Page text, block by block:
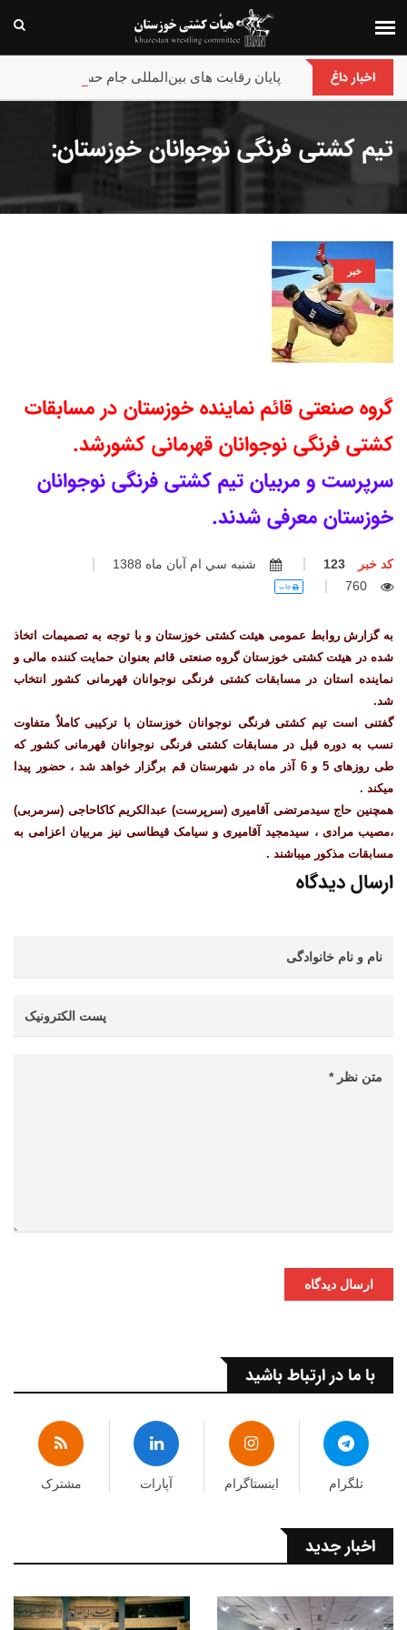
اخبار داغ پایان رقابت های بین‌المللی جام حسن گمیجی و
تیم کشتی فرنگی نوجوانان خوزستان:
خبر
گروه صنعتی قائم نماینده خوزستان در مسابقات
کشتی فرنگی نوجوانان قهرمانی کشورشد.
سرپرست و مربیان تیم کشتی فرنگی نوجوانان
خوزستان معرفی شدند.
کد خبر
شنبه سي ام آبان ماه 1388
760
چاپ
به گزارش روابط عمومی هیئت کشتی خوزستان و با توجه به تصمیمات اتخاذ
شده در هیئت کشتی خوزستان گروه صنعتی قائم بعنوان حمایت کننده مالی و
نماینده استان در مسابقات کشتی فرنگی نوجوانان قهرمانی کشور انتخاب
شد.
گفتنی است تیم کشتی فرنگی نوجوانان خوزستان با ترکیبی کاملاٌ متفاوت
نسب به دوره قبل در مسابقات کشتی فرنگی نوجوانان قهرمانی کشور که
طی روزهای 5 و 6 آذر ماه در شهرستان قم برگزار خواهد شد ، حضور پیدا
میکند .
همچنین حاج سیدمرتضی آقامیری (سرپرست) عبدالکریم کاکاحاجی (سرمربی)
،مصیب مرادی ، سیدمجید آقامیری و سیامک قیطاسی نیز مربیان اعزامی به
مسابقات مذکور میباشند .
ارسال دیدگاه
ارسال دیدگاه
با ما در ارتباط باشید
تلگرام اینستاگرام آپارات مشترک
اخبار جدید